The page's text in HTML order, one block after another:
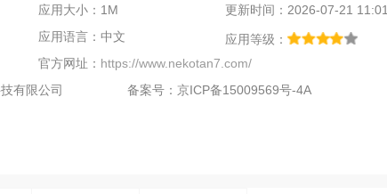
应用大小：1M
更新时间：2026-07-21 11:01
应用语言：中文
应用等级：
官方网址： https://www.nekotan7.com/
有限公司 备案号： 京ICP备15009569号-4A